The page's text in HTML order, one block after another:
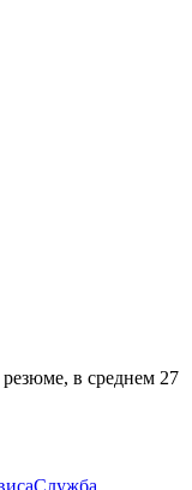
резюме, в среднем 27
Служба